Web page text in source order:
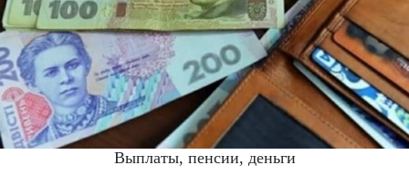
Выплаты, пенсии, деньги